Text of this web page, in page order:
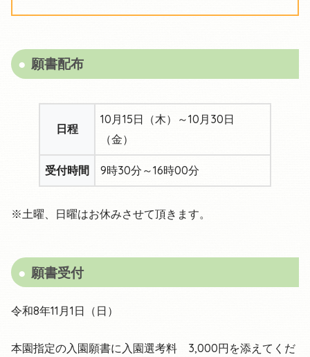
願書配布
日程
10月15日（木）～10月30日
（金）
受付時間 9時30分～16時00分
※土曜、日曜はお休みさせて頂きます。
願書受付
令和8年11月1日（日）
本園指定の入園願書に入園選考料 3,000円を添えてくだ